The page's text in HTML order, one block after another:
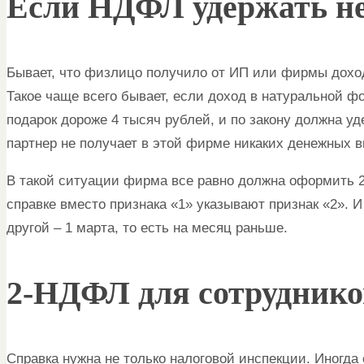
Бывает, что физлицо получило от ИП или фирмы
Такое чаще всего бывает, если доход в натуральной
подарок дороже 4 тысяч рублей, и по закону должна
партнер не получает в этой фирме никаких денежных
В такой ситуации фирма все равно должна оформить
справке вместо признака «1» указывают признак «2».
другой – 1 марта, то есть на месяц раньше.
2-НДФЛ для
Справка нужна не только налоговой инспекции.